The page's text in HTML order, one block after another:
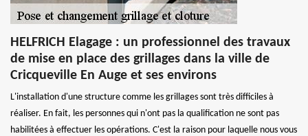
HELFRICH Elagage : un professionnel des travaux
de mise en place des grillages dans la ville de
Cricqueville En Auge et ses environs
L'installation d'une structure comme les grillages sont très difficiles à
réaliser. En fait, les personnes qui n'ont pas la qualification ne sont pas
habilitées à effectuer les opérations. C'est la raison pour laquelle nous vous